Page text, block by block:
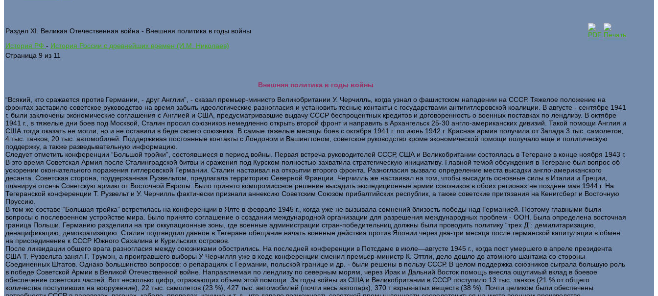
Раздел XI. Великая Отечественная война - Внешняя политика в годы войны
История РФ - История России с древнейших времен (И.М. Николаев)
Страница 9 из 11
Внешняя политика в годы войны
“Всякий, кто сражается против Германии, - друг Англии”, - сказал премьер-министр Великобритании У. Черчилль, когда узнал о фашистском нападении на СССР. Тяжелое положение на
фронтах заставило советское руководство на время забыть идеологические разногласия и установить тесные контакты с государствами антигитлеровской коалиции. В августе - сентябре 1941
г. были заключены экономические соглашения с Англией и США, предусматривавшие выдачу СССР беспроцентных кредитов и договоренность о военных поставках по лендлизу. В октябре
1941 г., в тяжелые дни боев под Москвой, Сталин просил союзников немедленно открыть второй фронт и направить в Архангельск 25-30 англо-американских дивизий. Такой помощи Англия и
США тогда оказать не могли, но и не оставили в беде своего союзника. В самые тяжелые месяцы боев с октября 1941 г. по июнь 1942 г. Красная армия получила от Запада 3 тыс. самолетов,
4 тыс. танков, 20 тыс. автомобилей. Поддерживая постоянные контакты с Лондоном и Вашингтоном, советское руководство кроме экономической помощи получало еще и политическую
поддержку, а также разведывательную информацию.
Следует отметить конференции “Большой тройки”, состоявшиеся в период войны. Первая встреча руководителей СССР, США и Великобритании состоялась в Тегеране в конце ноября 1943 г.
В это время Советская Армия после Сталинградской битвы и сражения под Курском полностью захватила стратегическую инициативу. Главной темой обсуждения в Тегеране был вопрос об
ускорении окончательного поражения гитлеровской Германии. Сталин настаивал на открытии второго фронта. Разногласия вызвало определение места высадки англо-американского
десанта. Советская сторона, поддержанная Рузвельтом, предлагала территорию Северной Франции. Черчилль же настаивал на том, чтобы высадить основные силы в Италии и Греции,
планируя отсечь Советскую армию от Восточной Европы. Было принято компромиссное решение высадить экспедиционные армии союзников в обоих регионах не позднее мая 1944 г. На
Тегеранской конференции Т. Рузвельт и У. Черчилль фактически признали аннексию Советским Союзом прибалтийских республик, а также советские притязания на Кенигсберг и Восточную
Пруссию.
В том же составе “Большая тройка” встретилась на конференции в Ялте в феврале 1945 г., когда уже не вызывала сомнений близость победы над Германией. Поэтому главными были
вопросы о послевоенном устройстве мира. Было принято соглашение о создании международной организации для разрешения международных проблем - ООН. Была определена восточная
граница Польши. Германию разделили на три оккупационные зоны, где военные администрации стран-победительниц должны были проводить политику “трех Д”: демилитаризацию,
денацификацию, демократизацию. Сталин подтвердил данное в Тегеране обещание начать военные действия против Японии через два-три месяца после германской капитуляции в обмен
на присоединение к СССР Южного Сахалина и Курильских островов.
После ликвидации общего врага разногласия между союзниками обострились. На последней конференции в Потсдаме в июле—августе 1945 г., когда пост умершего в апреле президента
США Т. Рузвельта занял Г. Трумэн, а проигравшего выборы У Черчилля уже в ходе конференции сменил премьер-министр К. Эттли, дело дошло до атомного шантажа со стороны
Соединенных Штатов. Однако большинство вопросов: о репарациях с Германии, польской границе и др. - были решены в пользу СССР. В целом поддержка союзников сыграла большую роль
в победе Советской Армии в Великой Отечественной войне. Направляемая по лендлизу по северным морям, через Ирак и Дальний Восток помощь внесла ощутимый вклад в боевое
обеспечение советских частей. Вот несколько цифр, отражающих объем этой помощи. За годы войны из США и Великобритании в СССР поступило 13 тыс. танков (21 % от общего
количества поступивших на вооружение), 22 тыс. самолетов (23 %), 427 тыс. автомобилей (почти весь автопарк), 370 т взрывчатых веществ (38 %). Почти целиком были обеспечены